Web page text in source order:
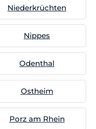
Niederkrüchten
Nippes
Odenthal
Ostheim
Porz am Rhein